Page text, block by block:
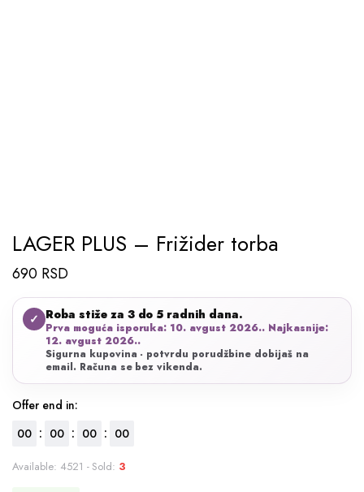
LAGER PLUS – Frižider torba
690 RSD
✓ Roba stiže za 3 do 5 radnih dana.
Prva moguća isporuka: 10. avgust 2026.. Najkasnije:
12. avgust 2026..
Sigurna kupovina - potvrdu porudžbine dobijaš na
email. Računa se bez vikenda.
Offer end in:
00 : 00 : 00 : 00
Available: 4521 - Sold: 3